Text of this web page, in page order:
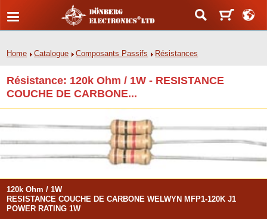
Home Catalogue Composants Passifs Résistances
Résistance: 120k Ohm / 1W - RESISTANCE
COUCHE DE CARBONE...
120k Ohm / 1W
RESISTANCE COUCHE DE CARBONE WELWYN MFP1-120K J1
POWER RATING 1W